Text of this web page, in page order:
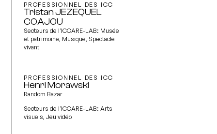
PROFESSIONNEL DES ICC
Tristan JEZEQUEL
COAJOU
Secteurs de l'ICCARE-LAB: Musée
et patrimoine, Musique, Spectacle
vivant
PROFESSIONNEL DES ICC
Henri Morawski
Random Bazar
Secteurs de l'ICCARE-LAB: Arts
visuels, Jeu vidéo